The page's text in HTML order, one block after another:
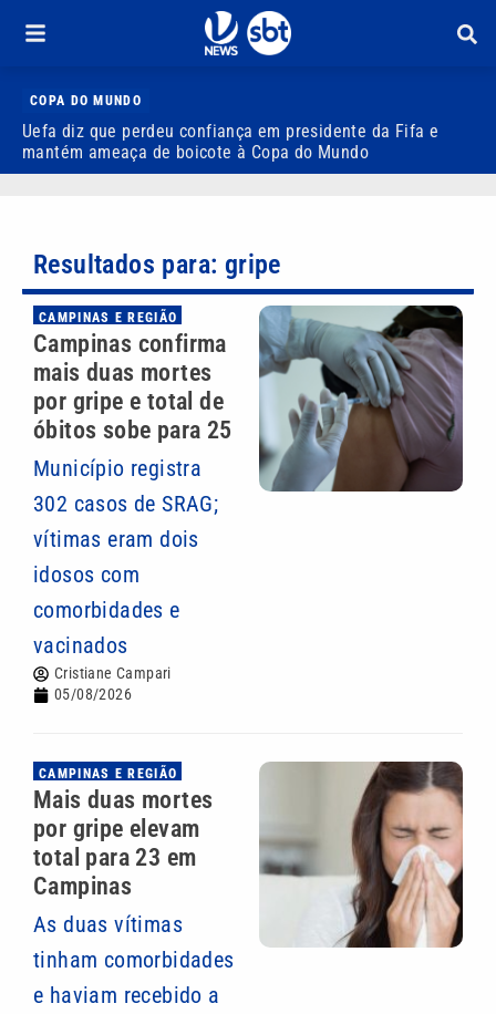
COPA DO MUNDO
Uefa diz que perdeu confiança em presidente da Fifa e
mantém ameaça de boicote à Copa do Mundo
Resultados para: gripe
CAMPINAS E REGIÃO
Campinas confirma
mais duas mortes
por gripe e total de
óbitos sobe para 25
Município registra
302 casos de SRAG;
vítimas eram dois
idosos com
comorbidades e
vacinados
Cristiane Campari
05/08/2026
CAMPINAS E REGIÃO
Mais duas mortes
por gripe elevam
total para 23 em
Campinas
As duas vítimas
tinham comorbidades
e haviam recebido a